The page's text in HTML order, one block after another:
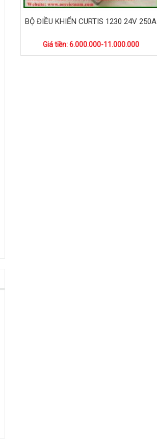
BỘ ĐIỀU KHIỂN CURTIS 1230 24V 250A
Giá tiền: 6.000.000-11.000.000